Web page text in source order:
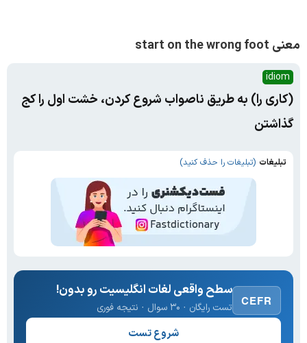
معنی start on the wrong foot
idiom
(کاری را) به طریق ناصواب شروع کردن، خشت اول را کج
گذاشتن
تبلیغات (تبلیغات را حذف کنید)
CEFR
سطح واقعی لغات انگلیسیت رو بدون!
تست رایگان · ۳۰ سوال · نتیجه فوری
شروع تست